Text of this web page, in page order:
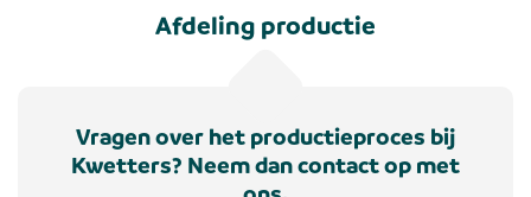
Afdeling productie
Vragen over het productieproces bij
Kwetters? Neem dan contact op met